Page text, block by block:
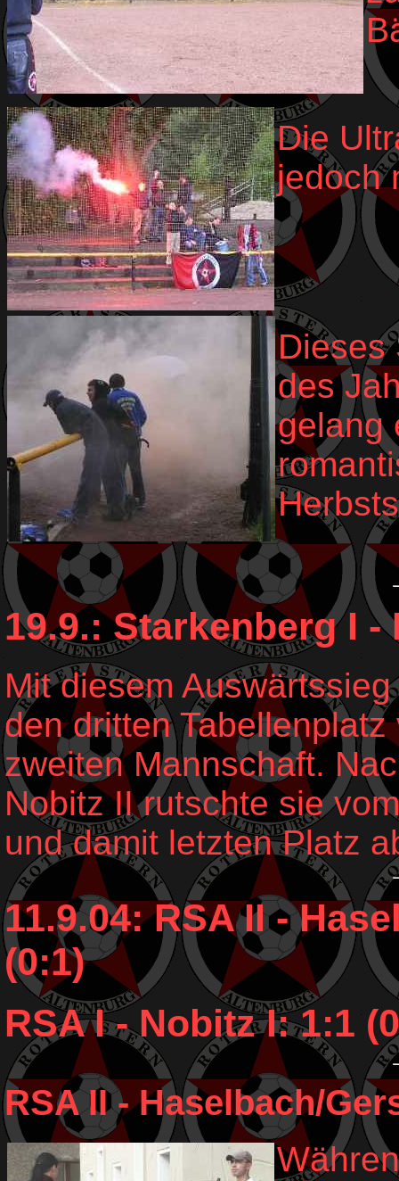
Die
jedoch
Dieses
des
gelang
19.9.: Starkenberg I -
Mit diesem
den dritten
zweiten Mannschaft.
Nobitz II rutschte sie
und damit letzten Platz
11.9.04: RSA II -
(0:1)
RSA I - Nobitz I: 1:1
RSA II - Haselbach/